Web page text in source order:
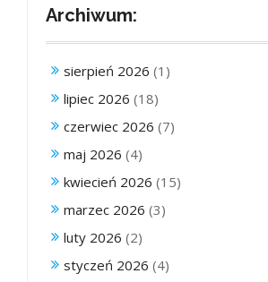
Archiwum:
sierpień 2026 (1)
lipiec 2026 (18)
czerwiec 2026 (7)
maj 2026 (4)
kwiecień 2026 (15)
marzec 2026 (3)
luty 2026 (2)
styczeń 2026 (4)